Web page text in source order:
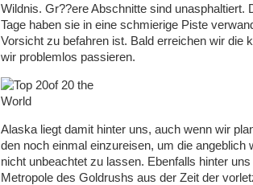
Wildnis. Gr??ere Abschnitte sind unasphaltiert.
Tage haben sie in eine schmierige Piste
Vorsicht zu befahren ist. Bald erreichen wir die
wir problemlos passieren.
Alaska liegt damit hinter uns, auch wenn wir
den noch einmal einzureisen, um die angeblich
nicht unbeachtet zu lassen. Ebenfalls hinter
Metropole des Goldrushs aus der Zeit der